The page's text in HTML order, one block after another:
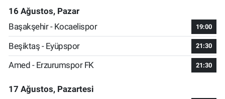
16 Ağustos, Pazar
Başakşehir - Kocaelispor
19:00
Beşiktaş - Eyüpspor 21:30
Amed - Erzurumspor FK 21:30
17 Ağustos, Pazartesi